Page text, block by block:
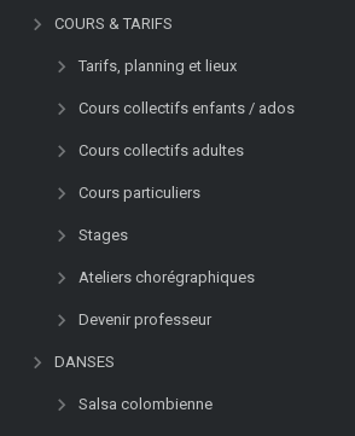
COURS & TARIFS
Tarifs, planning et lieux
Cours collectifs enfants / ados
Cours collectifs adultes
Cours particuliers
Stages
Ateliers chorégraphiques
Devenir professeur
DANSES
Salsa colombienne